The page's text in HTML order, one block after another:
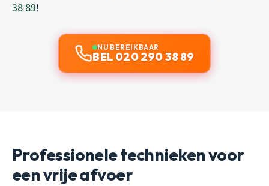
38 89!
NU BEREIKBAAR
BEL 020 290 38 89
Professionele technieken voor
een vrije afvoer